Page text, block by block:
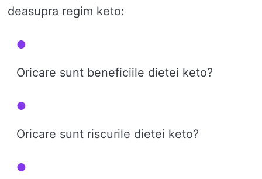
deasupra regim keto:
Oricare sunt beneficiile dietei keto?
Oricare sunt riscurile dietei keto?